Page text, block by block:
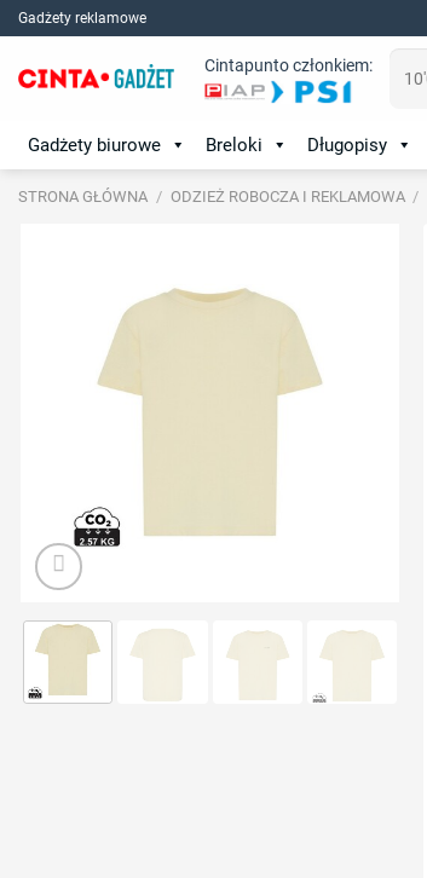
Skip
to
content
Gadżety reklamowe
Cintapunto członkiem:
Gadżety biurowe Breloki Długopisy
STRONA GŁÓWNA / ODZIEŻ ROBOCZA I REKLAMOWA /